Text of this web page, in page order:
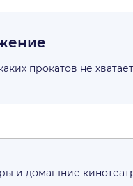
прокатов не хватает
и домашние